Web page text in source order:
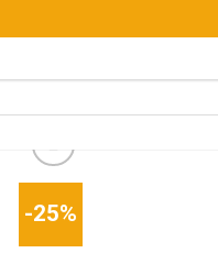
-25%